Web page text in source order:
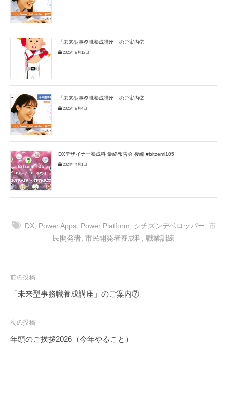
「未来型事務職養成講座」のご案内⑦
2025年8月12日
「未来型事務職養成講座」のご案内②
2025年8月4日
DXデザイナー養成科 最終報告会 後編 #bitzemi105
2024年4月1日
DX, Power Apps, Power Platform シチズンデベロッパー 市
民開発者 市民開発者養成科 職業訓練
投
稿
ビ
ゲ
前の投稿
「未来型事務職養成講座」のご案内⑦
次の投稿
年頭のご挨拶2026（今年やること）